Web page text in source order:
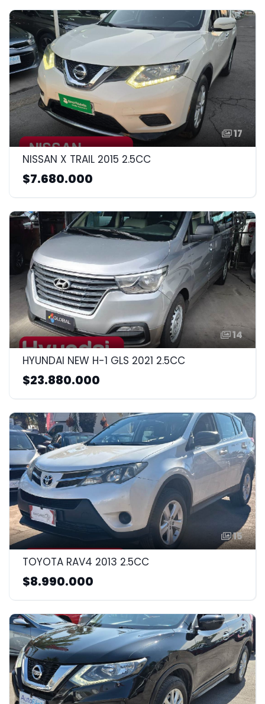
17
NISSAN X TRAIL 2015 2.5CC
$7.680.000
14
HYUNDAI NEW H-1 GLS 2021 2.5CC
$23.880.000
15
TOYOTA RAV4 2013 2.5CC
$8.990.000